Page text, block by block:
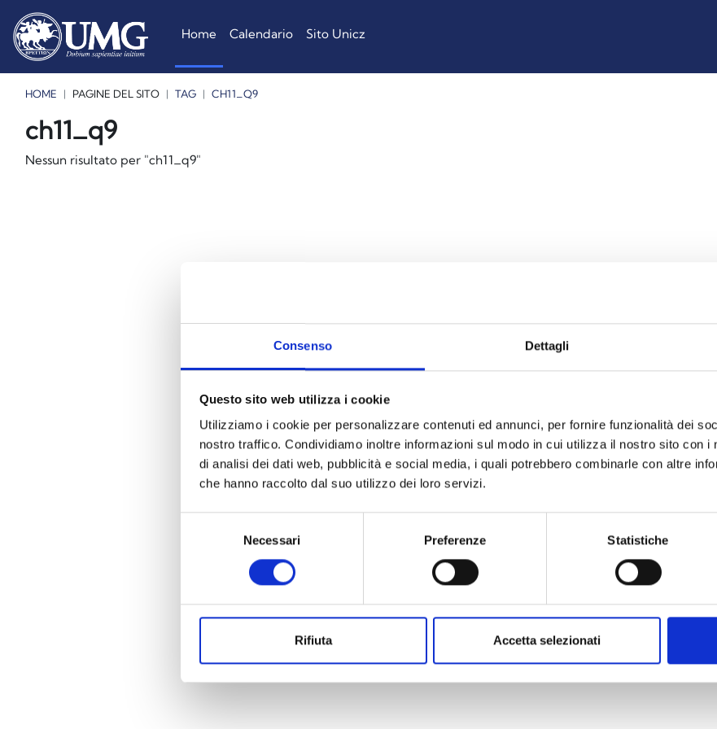
Consenso Dettagli
Questo sito web utilizza i cookie
Utilizziamo i cookie per personalizzare contenuti ed annunci, per fornire funzionalità dei
nostro traffico. Condividiamo inoltre informazioni sul modo in cui utilizza il nostro sito con i
di analisi dei dati web, pubblicità e social media, i quali potrebbero combinarle con altre
che hanno raccolto dal suo utilizzo dei loro servizi.
Necessari Preferenze Statistiche
Rifiuta Accetta selezionati
Home
Calendario Sito Unicz
HOME PAGINE DEL SITO TAG CH11_Q9
Blocchi
Blocchi
Blocchi
ch11_q9
Nessun risultato per "ch11_q9"